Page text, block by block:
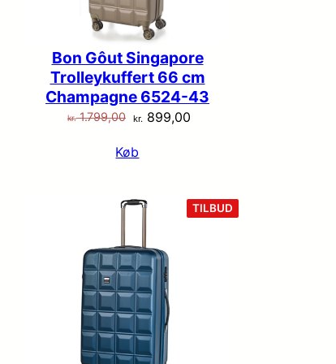
Bon Gôut Singapore
Trolleykuffert 66 cm
Champagne 6524-43
kr.1.799,00 Den
pris
kr. 1.799,00.
kr. 899,00
kr. 899,00.
Køb
TILBUD
PÅ